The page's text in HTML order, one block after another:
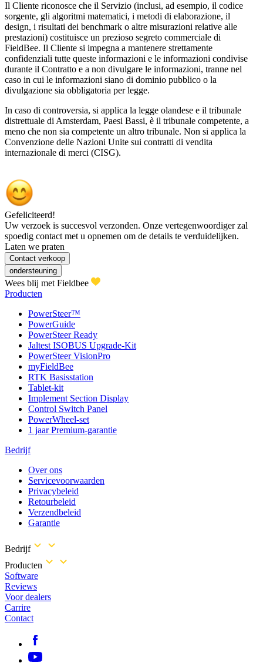
Il Cliente riconosce che il Servizio (inclusi, ad esempio, il codice
sorgente, gli algoritmi matematici, i metodi di elaborazione, il
design, i risultati dei benchmark o altre misurazioni relative alle
prestazioni) costituisce un prezioso segreto commerciale di
FieldBee. Il Cliente si impegna a mantenere strettamente
confidenziali tutte queste informazioni e le informazioni condivise
durante il Contratto e a non divulgare le informazioni, tranne nel
caso in cui le informazioni siano di dominio pubblico o la
divulgazione sia obbligatoria per legge.
In caso di controversia, si applica la legge olandese e il tribunale
distrettuale di Amsterdam, Paesi Bassi, è il tribunale competente, a
meno che non sia competente un altro tribunale. Non si applica la
Convenzione delle Nazioni Unite sui contratti di vendita
internazionale di merci (CISG).
Gefeliciteerd!
Uw verzoek is succesvol verzonden. Onze vertegenwoordiger zal
spoedig contact met u opnemen om de details te verduidelijken.
Laten we praten
Contact verkoop
ondersteuning
Wees blij met Fieldbee
Producten
PowerSteer™
PowerGuide
PowerSteer Ready
Jaltest ISOBUS Upgrade-Kit
PowerSteer VisionPro
myFieldBee
RTK Basisstation
Tablet-kit
Implement Section Display
Control Switch Panel
PowerWheel-set
1 jaar Premium-garantie
Bedrijf
Over ons
Servicevoorwaarden
Privacybeleid
Retourbeleid
Verzendbeleid
Garantie
Bedrijf
Producten
Software
Reviews
Voor dealers
Carrire
Contact